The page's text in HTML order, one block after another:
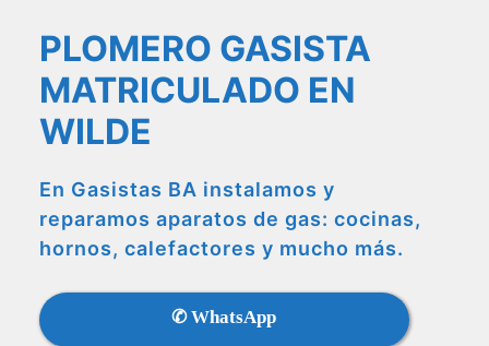
PLOMERO GASISTA
MATRICULADO EN
WILDE
En Gasistas BA instalamos y
reparamos aparatos de gas: cocinas,
hornos, calefactores y mucho más.
✆ WhatsApp